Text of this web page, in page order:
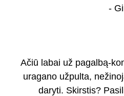
-
Ačiū labai už pagalbą-
uragano užpulta,
daryti. Skirstis?